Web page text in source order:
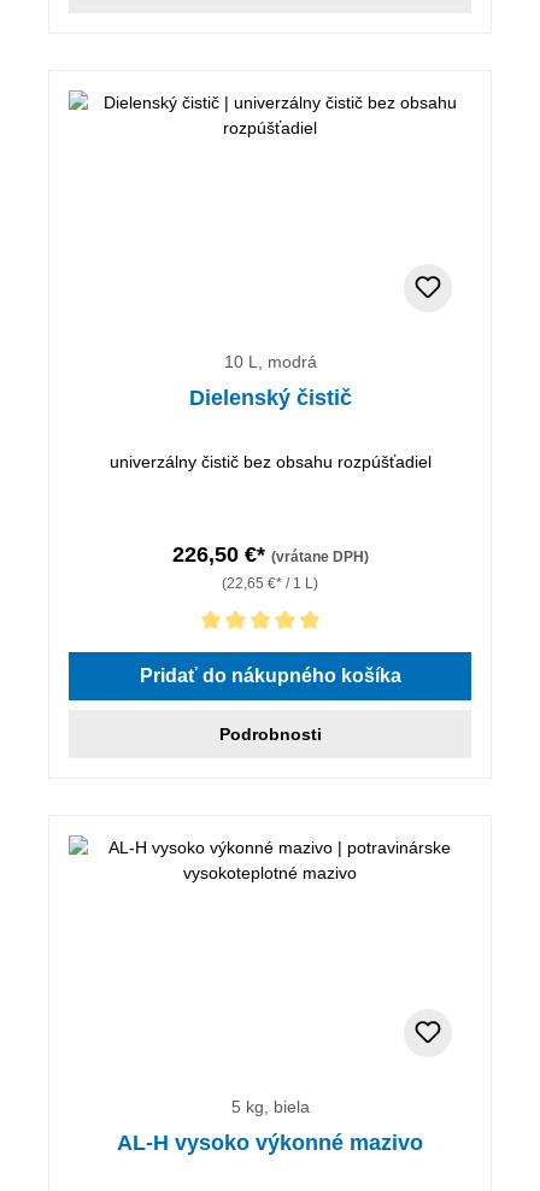
10 L, modrá
Dielenský čistič
univerzálny čistič bez obsahu rozpúšťadiel
226,50 €* (vrátane DPH)
(22,65 €* / 1 L)
Priemerné hodnotenie 5 z 5 hviezdičiek
Pridať do nákupného košíka
Podrobnosti
5 kg, biela
AL-H vysoko výkonné mazivo